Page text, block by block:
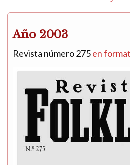
Año 2003
Revista número 275en